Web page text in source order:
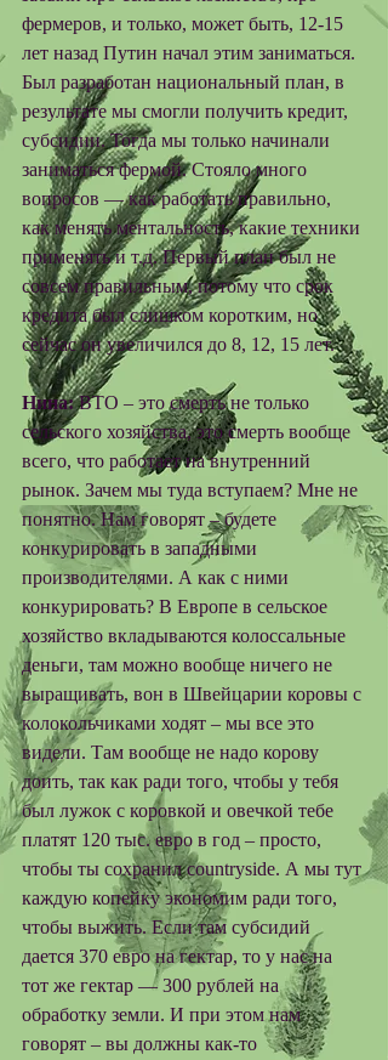
фермеров, и только, может быть, 12-15
лет назад Путин начал этим заниматься.
Был разработан национальный план, в
результате мы смогли получить кредит,
субсидии. Тогда мы только начинали
заниматься фермой. Стояло много
вопросов — как работать правильно,
как менять ментальность, какие техники
применять и т.д. Первый план был не
совсем правильным, потому что срок
кредита был слишком коротким, но
сейчас он увеличился до 8, 12, 15 лет.
Нина: ВТО – это смерть не только
сельского хозяйства, это смерть вообще
всего, что работает на внутренний
рынок. Зачем мы туда вступаем? Мне не
понятно. Нам говорят – будете
конкурировать в западными
производителями. А как с ними
конкурировать? В Европе в сельское
хозяйство вкладываются колоссальные
деньги, там можно вообще ничего не
выращивать, вон в Швейцарии коровы с
колокольчиками ходят – мы все это
видели. Там вообще не надо корову
доить, так как ради того, чтобы у тебя
был лужок с коровкой и овечкой тебе
платят 120 тыс. евро в год – просто,
чтобы ты сохранил countryside. А мы тут
каждую копейку экономим ради того,
чтобы выжить. Если там субсидий
дается 370 евро на гектар, то у нас на
тот же гектар — 300 рублей на
обработку земли. И при этом нам
говорят – вы должны как-то